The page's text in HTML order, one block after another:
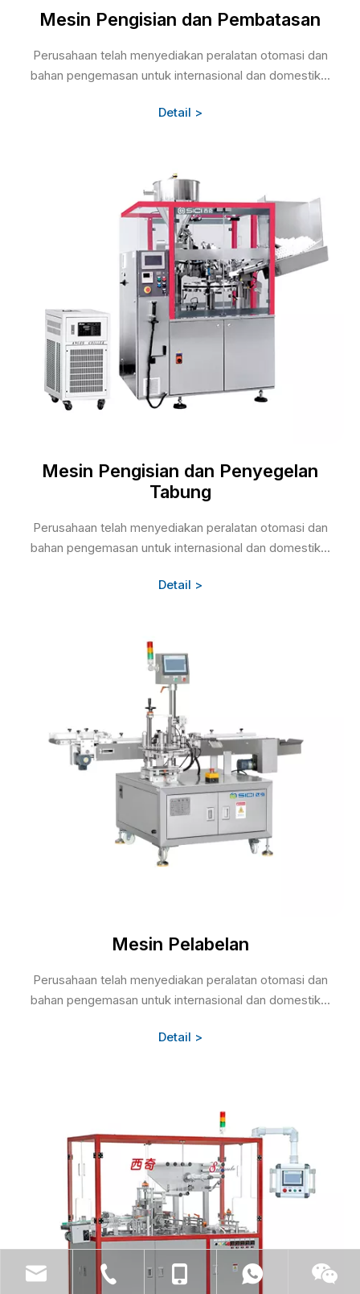
Mesin Pengisian dan Pembatasan
Perusahaan telah menyediakan peralatan otomasi dan
bahan pengemasan untuk internasional dan domestik...
Detail >
Mesin Pengisian dan Penyegelan
Tabung
Perusahaan telah menyediakan peralatan otomasi dan
bahan pengemasan untuk internasional dan domestik...
Detail >
Mesin Pelabelan
Perusahaan telah menyediakan peralatan otomasi dan
bahan pengemasan untuk internasional dan domestik...
Detail >